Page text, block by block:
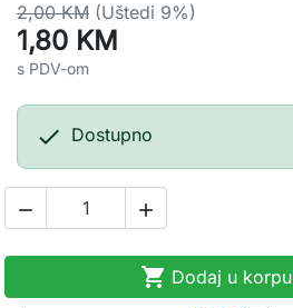
2,00 KM (Uštedi 9%)
1,80 KM
s PDV-om
 Dostupno
 
 Dodaj u korpu